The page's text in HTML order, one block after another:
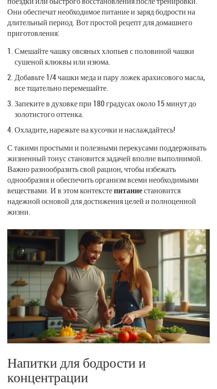
Они обеспечат необходимое питание и заряд бодрости на
длительный период. Вот простой рецепт для домашнего
приготовления:
Смешайте чашку овсяных хлопьев с половиной чашки
сушеной клюквы или изюма.
Добавьте 1/4 чашки меда и пару ложек арахисового масла,
все тщательно перемешайте.
Запеките в духовке при 180 градусах около 15 минут до
золотистого оттенка.
Охладите, нарежьте на кусочки и наслаждайтесь!
С такими простыми и полезными перекусами поддерживать
жизненный тонус становится задачей вполне выполнимой.
Важно разнообразить свой рацион, чтобы избежать
однообразия и обеспечить организм всеми необходимыми
веществами. И в этом контекстепитаниестановится
надежной основой для достижения целей и полноценной
жизни.
Напитки для бодрости и
концентрации